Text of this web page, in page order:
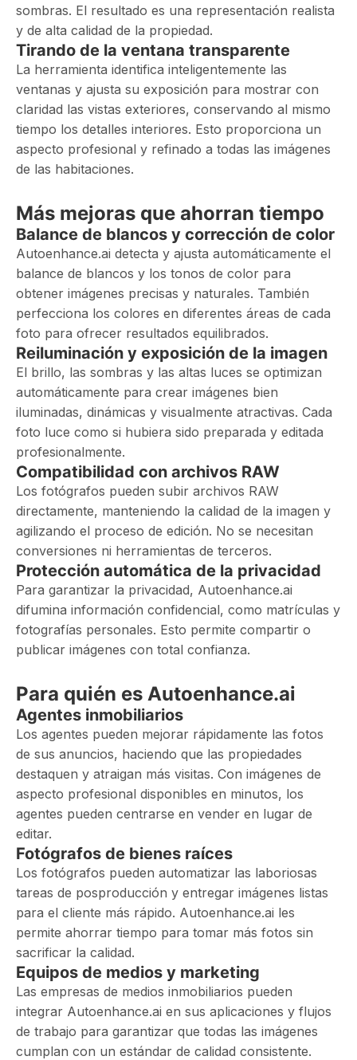
sombras. El resultado es una representación realista
y de alta calidad de la propiedad.
Tirando de la ventana transparente
La herramienta identifica inteligentemente las
ventanas y ajusta su exposición para mostrar con
claridad las vistas exteriores, conservando al mismo
tiempo los detalles interiores. Esto proporciona un
aspecto profesional y refinado a todas las imágenes
de las habitaciones.
Más mejoras que ahorran tiempo
Balance de blancos y corrección de color
Autoenhance.ai detecta y ajusta automáticamente el
balance de blancos y los tonos de color para
obtener imágenes precisas y naturales. También
perfecciona los colores en diferentes áreas de cada
foto para ofrecer resultados equilibrados.
Reiluminación y exposición de la imagen
El brillo, las sombras y las altas luces se optimizan
automáticamente para crear imágenes bien
iluminadas, dinámicas y visualmente atractivas. Cada
foto luce como si hubiera sido preparada y editada
profesionalmente.
Compatibilidad con archivos RAW
Los fotógrafos pueden subir archivos RAW
directamente, manteniendo la calidad de la imagen y
agilizando el proceso de edición. No se necesitan
conversiones ni herramientas de terceros.
Protección automática de la privacidad
Para garantizar la privacidad, Autoenhance.ai
difumina información confidencial, como matrículas y
fotografías personales. Esto permite compartir o
publicar imágenes con total confianza.
Para quién es Autoenhance.ai
Agentes inmobiliarios
Los agentes pueden mejorar rápidamente las fotos
de sus anuncios, haciendo que las propiedades
destaquen y atraigan más visitas. Con imágenes de
aspecto profesional disponibles en minutos, los
agentes pueden centrarse en vender en lugar de
editar.
Fotógrafos de bienes raíces
Los fotógrafos pueden automatizar las laboriosas
tareas de posproducción y entregar imágenes listas
para el cliente más rápido. Autoenhance.ai les
permite ahorrar tiempo para tomar más fotos sin
sacrificar la calidad.
Equipos de medios y marketing
Las empresas de medios inmobiliarios pueden
integrar Autoenhance.ai en sus aplicaciones y flujos
de trabajo para garantizar que todas las imágenes
cumplan con un estándar de calidad consistente.